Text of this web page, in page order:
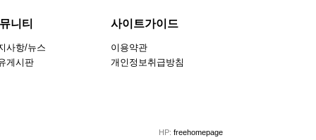
니티
사항/뉴스
게시판
사이트가이드
이용약관
개인정보취급방침
HP: freehomepage